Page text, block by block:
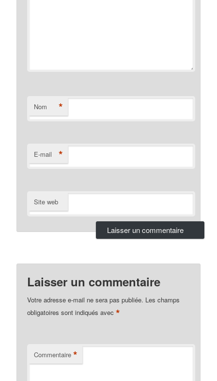
Nom *
E-mail *
Site web
Laisser un commentaire
Votre adresse e-mail ne sera pas publiée. Les champs
obligatoires sont indiqués avec*
Commentaire *